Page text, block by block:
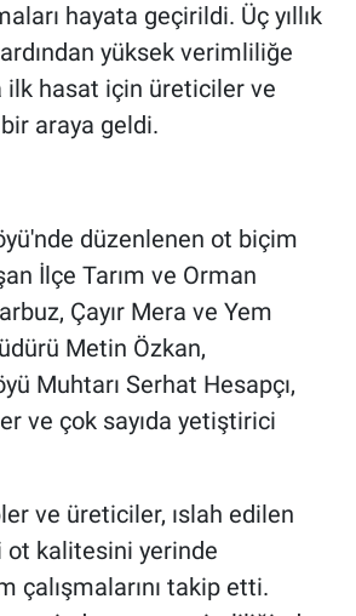
hayata geçirildi. Üç yıllık
yüksek verimliliğe
ilk hasat için üreticiler ve
araya geldi.
düzenlenen ot biçim
İlçe Tarım ve Orman
Çayır Mera ve Yem
Metin Özkan,
Muhtarı Serhat Hesapçı,
ve çok sayıda yetiştirici
ve üreticiler, ıslah edilen
ot kalitesini yerinde
çalışmalarını takip etti.